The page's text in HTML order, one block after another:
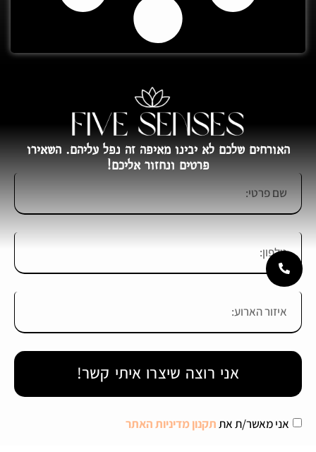
האורחים שלכם לא יבינו מאיפה זה נפל עליהם. השאירו
פרטים ונחזור אליכם!
אני מאשר/ת אתתקנון מדיניות האתר
אני רוצה שיצרו איתי קשר!